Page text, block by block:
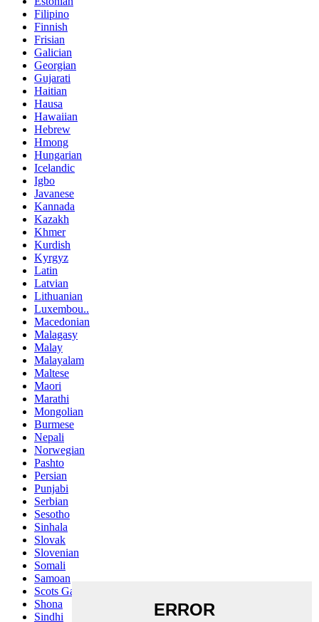
Filipino
Finnish
Frisian
Galician
Georgian
Gujarati
Haitian
Hausa
Hawaiian
Hebrew
Hmong
Hungarian
Icelandic
Igbo
Javanese
Kannada
Kazakh
Khmer
Kurdish
Kyrgyz
Latin
Latvian
Lithuanian
Luxembou..
Macedonian
Malagasy
Malay
Malayalam
Maltese
Maori
Marathi
Mongolian
Burmese
Nepali
Norwegian
Pashto
Persian
Punjabi
Serbian
Sesotho
Sinhala
Slovak
Slovenian
Somali
Samoan
Scots Gaelic
Shona
Sindhi